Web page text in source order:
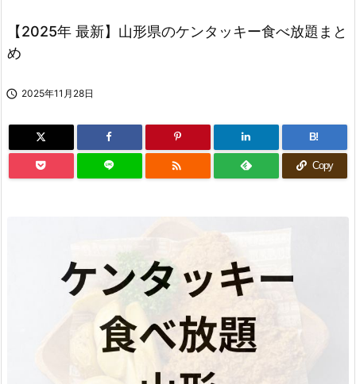
【2025年 最新】山形県のケンタッキー食べ放題まと
め
 2025年11月28日
B!
 Copy